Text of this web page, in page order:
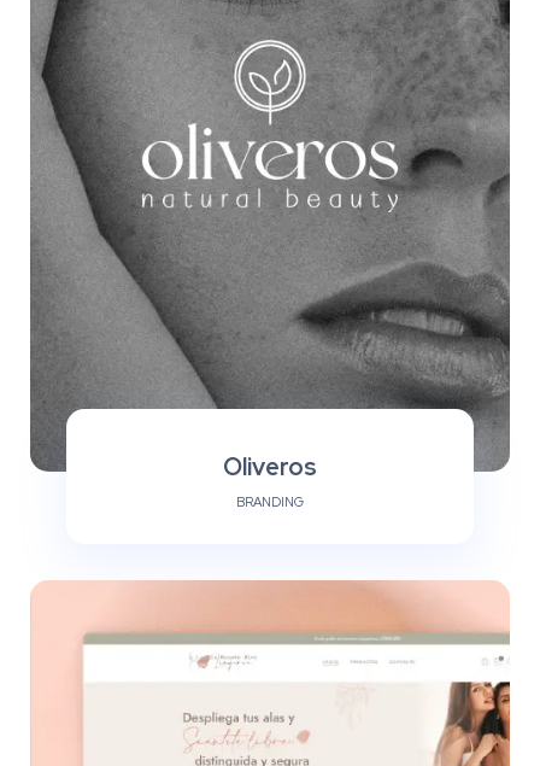
Oliveros
BRANDING